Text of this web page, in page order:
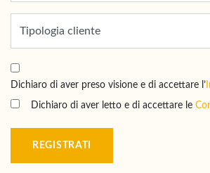
Dichiaro di aver preso visione e di accettare l’
Dichiaro di aver letto e di accettare le
REGISTRATI